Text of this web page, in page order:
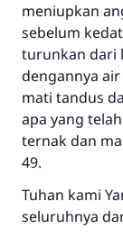
meniupkan
sebelum
turunkan dari
dengannya
mati tandus
apa yang
ternak dan
49.
Tuhan kami
seluruhnya